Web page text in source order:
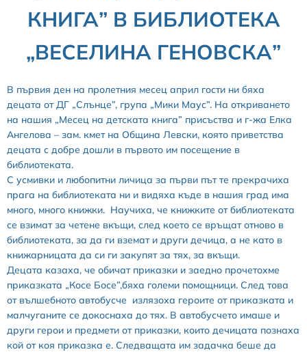
КНИГА” В БИБЛИОТЕКА
„ВЕСЕЛИНА ГЕНОВСКА”
В първия ден на пролетния месец април гости ни бяха
децата от ДГ „Слънце”, група „Мики Маус”. На откриването
на нашия „Месец на детската книга” присъства и г-жа Елка
Ангелова – зам. кмет на Община Левски, която приветства
децата с добре дошли в първото им посещение в
библиотеката.
С усмивки и любопитни личица за първи път те прекрачиха
прага на библиотеката ни и видяха къде в нашия град има
много, много книжки. Научиха, че книжките от библиотеката
се взимат за четене вкъщи, след което се връщат отново в
библиотеката, за да ги вземат и други дечица, а не като в
книжарницата да си ги закупят за тях, за вкъщи.
Децата казаха, че обичат приказки и заедно прочетохме
приказката „Косе Босе”,бяха големи помощници. След това
от вълшебното автобусче излязоха героите от приказката и
малчуганите се докоснаха до тях. В автобусчето имаше и
други герои и предмети от приказки, които дечицата познаха
кой от коя приказка е. Следващата им задачка беше да